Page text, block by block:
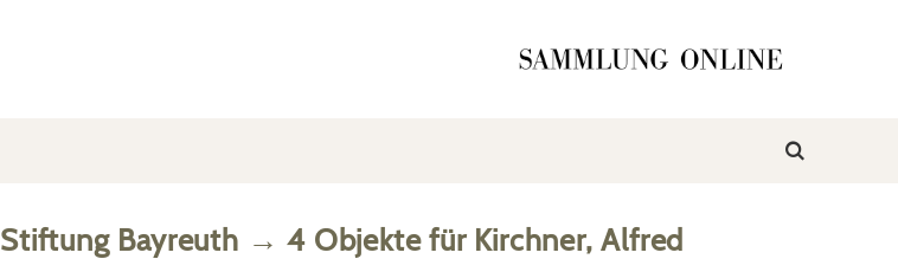
Bayreuth →4 Objektefür Kirchner, Alfred